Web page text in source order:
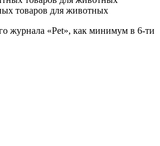
товаров для животных
журнала «Pet», как минимум в 6-ти